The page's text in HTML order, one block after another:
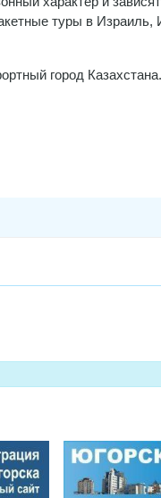
туры в
город Казахстана.